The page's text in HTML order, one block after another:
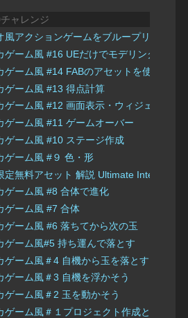
ャレンジ
風アクションゲームをブループリントだ
ゲーム風 #16 UEだけでモデリング
ゲーム風 #14 FABのアセットを使おう
ゲーム風 #13 得点計算
ゲーム風 #12 画面表示・ウィジェット
ゲーム風 #11 ゲームオーバー
ゲーム風 #10 ステージ作成
ゲーム風 #９ 色・形
定無料アセット 解説 Ultimate Interaction
ゲーム風 #8 合体で進化
ゲーム風 #7 合体
ゲーム風 #6 落ちてから次の玉
ゲーム風#5 持ち運んで落とす
ゲーム風＃4 自機から玉を落とす
ゲーム風＃3 自機を浮かそう
ゲーム風＃2 玉を動かそう
ゲーム風＃１プロジェクト作成と基本操